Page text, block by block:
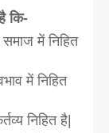
कि-
में निहित
में निहित
निहित है|